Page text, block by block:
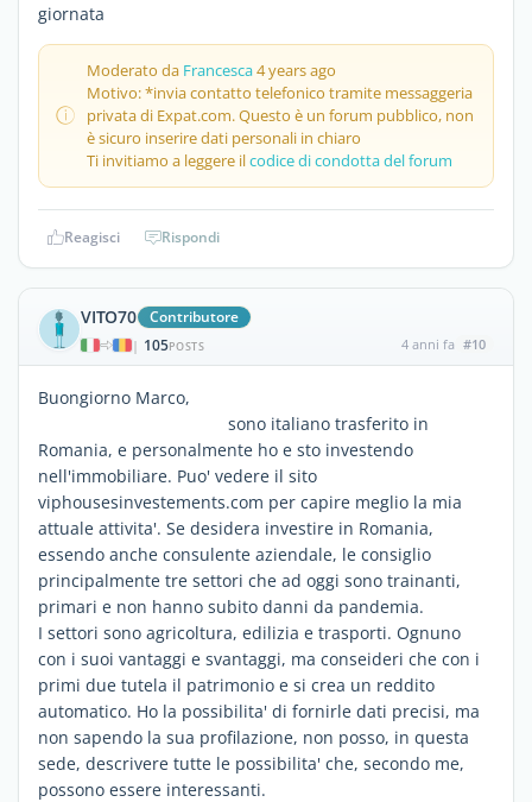
giornata
Moderato da Francesca4 years ago
Motivo: *invia contatto telefonico tramite messaggeria
privata di Expat.com. Questo è un forum pubblico, non
è sicuro inserire dati personali in chiaro
Ti invitiamo a leggere ilcodice di condotta del forum
Reagisci Rispondi
VITO70 Contributore
| 105POSTS 4 anni fa #10
Buongiorno Marco,
sono italiano trasferito in
Romania, e personalmente ho e sto investendo
nell'immobiliare. Puo' vedere il sito
viphousesinvestements.com per capire meglio la mia
attuale attivita'. Se desidera investire in Romania,
essendo anche consulente aziendale, le consiglio
principalmente tre settori che ad oggi sono trainanti,
primari e non hanno subito danni da pandemia.
I settori sono agricoltura, edilizia e trasporti. Ognuno
con i suoi vantaggi e svantaggi, ma conseideri che con i
primi due tutela il patrimonio e si crea un reddito
automatico. Ho la possibilita' di fornirle dati precisi, ma
non sapendo la sua profilazione, non posso, in questa
sede, descrivere tutte le possibilita' che, secondo me,
possono essere interessanti.